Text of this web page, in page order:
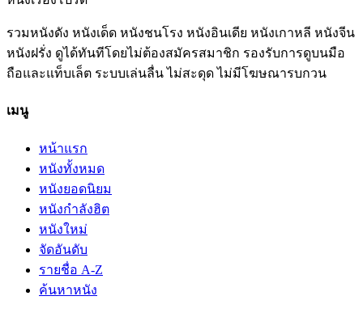
รวมหนังดัง หนังเด็ด หนังชนโรง หนังอินเดีย หนังเกาหลี หนังจีน
หนังฝรั่ง ดูได้ทันทีโดยไม่ต้องสมัครสมาชิก รองรับการดูบนมือ
ถือและแท็บเล็ต ระบบเล่นลื่น ไม่สะดุด ไม่มีโฆษณารบกวน
เมนู
หน้าแรก
หนังทั้งหมด
หนังยอดนิยม
หนังกำลังฮิต
หนังใหม่
จัดอันดับ
รายชื่อ A-Z
ค้นหาหนัง